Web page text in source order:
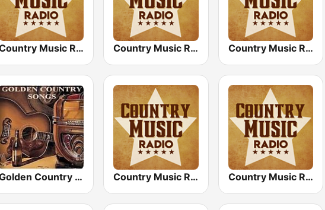
Country Music Radio - Country Love Country Music Radio - 60's Country Country Music Radio - 90's Country
Golden Country Songs Country Music Radio - Today's Country Country Music Radio - Irish Country